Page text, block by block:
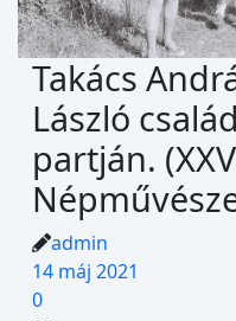
Takács
László
partján.
admin
14 máj 2021
0